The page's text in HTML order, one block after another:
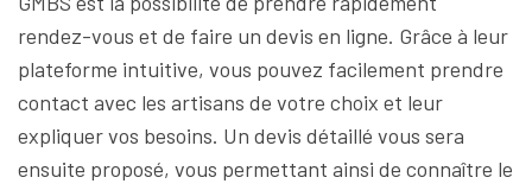
rendez-vous et de faire un devis en ligne. Grâce à leur
plateforme intuitive, vous pouvez facilement prendre
contact avec les artisans de votre choix et leur
expliquer vos besoins. Un devis détaillé vous sera
ensuite proposé, vous permettant ainsi de connaître le